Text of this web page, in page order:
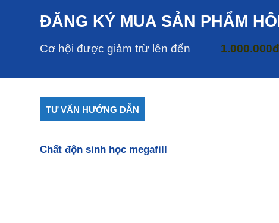
ĐĂNG KÝ MUA SẢN PHẨM
Cơ hội được giảm trừ lên đến 1.000.000đ
TƯ VẤN HƯỚNG DẪN
Chất độn sinh học megafill